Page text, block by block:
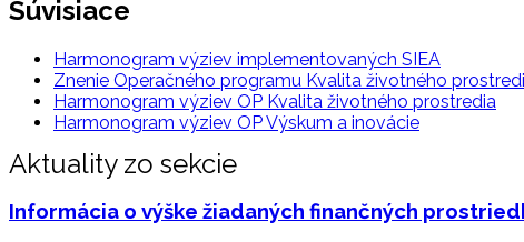
Súvisiace
Harmonogram výziev implementovaných SIEA
Znenie Operačného programu Kvalita životného
Harmonogram výziev OP Kvalita životného prostredia
Harmonogram výziev OP Výskum a inovácie
Aktuality zo sekcie
Informácia o výške žiadaných finančných